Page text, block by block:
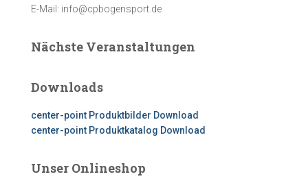
E-Mail: info@cpbogensport.de
Nächste Veranstaltungen
Downloads
center-point Produktbilder Download
center-point Produktkatalog Download
Unser Onlineshop